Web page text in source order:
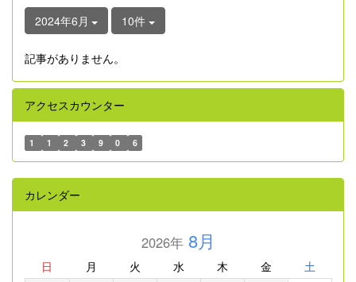
2024年6月 10件
記事がありません。
アクセスカウンター
1 1 2 3 9 0 6
カレンダー
2026年8月
日 月 火 水 木 金 土